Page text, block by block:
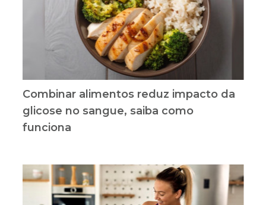
Combinar alimentos reduz impacto da
glicose no sangue, saiba como
funciona